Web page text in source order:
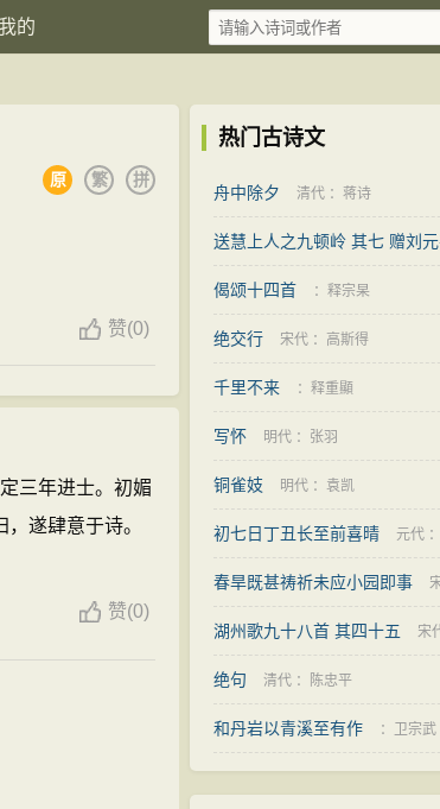
的
拼
繁
原
赞(0)
三年进士。初媚
遂肆意于诗。
赞(0)
热门古诗文
舟中除夕 清代 ： 蒋诗
送慧上人之九顿岭 其七 赠刘
偈颂十四首 ： 释宗杲
绝交行 宋代 ： 高斯得
千里不来 ： 释重顯
写怀 明代 ： 张羽
铜雀妓 明代 ： 袁凯
初七日丁丑长至前喜晴 元代 ：
春旱既甚祷祈未应小园即事
湖州歌九十八首 其四十五 宋
绝句 清代 ： 陈忠平
和丹岩以青溪至有作 ： 卫宗武